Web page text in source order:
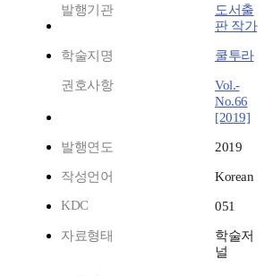
발행기관
도서출
판 작가
학술지명 쿨투라
권호사항
Vol.-
No.66
[2019]
발행연도 2019
작성언어
Korean
KDC
051
자료형태
학술저
널